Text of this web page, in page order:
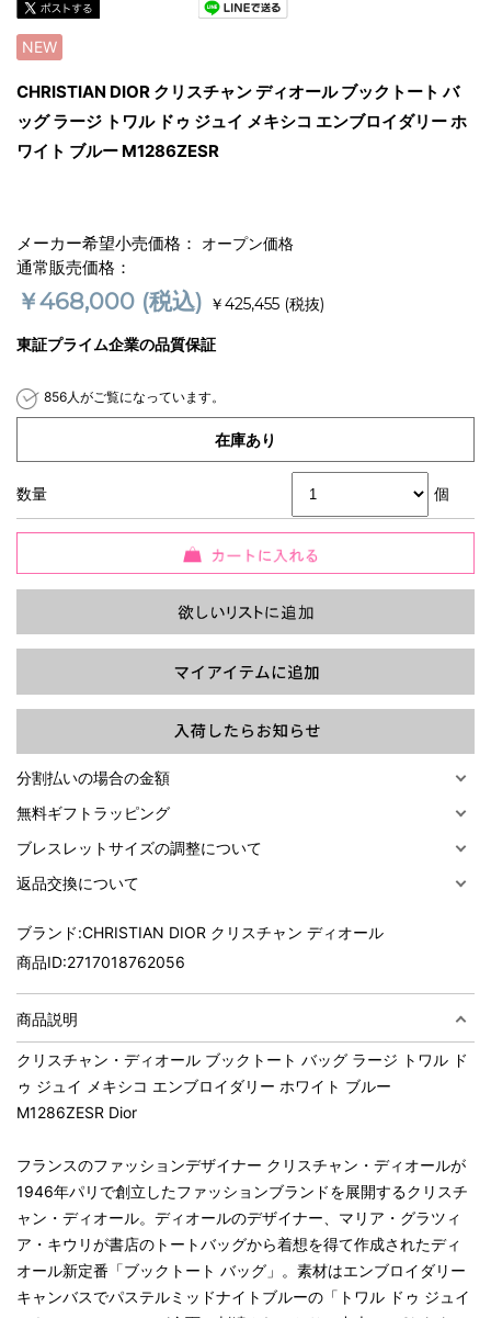
過去の特集をすべて見る>>
NEW
CHRISTIAN DIOR クリスチャン ディオール ブックトート バ
ッグ ラージ トワル ドゥ ジュイ メキシコ エンブロイダリー ホ
ワイト ブルー M1286ZESR
メーカー希望小売価格： オープン価格
通常販売価格：
￥468,000 (税込) ￥425,455 (税抜)
東証プライム企業の品質保証
856人がご覧になっています。
在庫あり
数量 個
分割払いの場合の金額
無料ギフトラッピング
ブレスレットサイズの調整について
返品交換について
ブランド:CHRISTIAN DIOR クリスチャン ディオール
商品ID:2717018762056
商品説明
クリスチャン・ディオール ブックトート バッグ ラージ トワル ド
ゥ ジュイ メキシコ エンブロイダリー ホワイト ブルー
M1286ZESR Dior
フランスのファッションデザイナー クリスチャン・ディオールが
1946年パリで創立したファッションブランドを展開するクリスチ
ャン・ディオール。ディオールのデザイナー、マリア・グラツィ
ア・キウリが書店のトートバッグから着想を得て作成されたディ
オール新定番「ブックトート バッグ」。素材はエンブロイダリー
キャンバスでパステルミッドナイトブルーの「トワル ドゥ ジュイ